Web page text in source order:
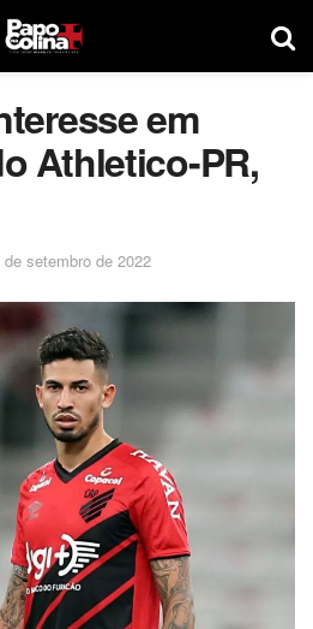
em
Athletico-PR,
de setembro de 2022